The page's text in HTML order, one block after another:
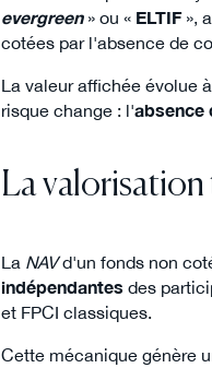
evergreen» ou « ELTIF»,
cotées par l'absence de
La valeur affichée évolue
risque change : l'absence
La
La NAVd'un fonds non
indépendantes des
et FPCI classiques.
Cette mécanique génère